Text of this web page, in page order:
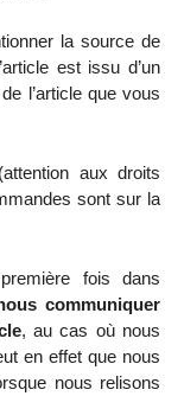
la source de
est issu d’un
l’article que vous
aux droits
sont sur la
fois dans
communiquer
, au cas où nous
en effet que nous
nous relisons